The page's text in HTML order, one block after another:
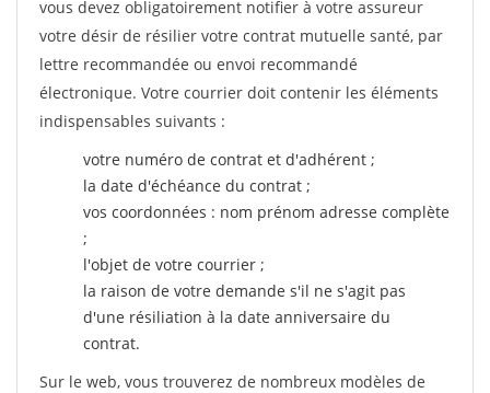
vous devez obligatoirement notifier à votre assureur
votre désir de résilier votre contrat mutuelle santé, par
lettre recommandée ou envoi recommandé
électronique. Votre courrier doit contenir les éléments
indispensables suivants :
votre numéro de contrat et d'adhérent ;
la date d'échéance du contrat ;
vos coordonnées : nom prénom adresse complète
;
l'objet de votre courrier ;
la raison de votre demande s'il ne s'agit pas
d'une résiliation à la date anniversaire du
contrat.
Sur le web, vous trouverez de nombreux modèles de